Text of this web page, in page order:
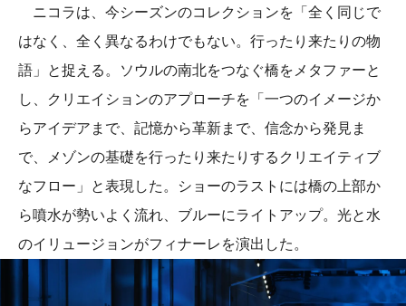
ニコラは、今シーズンのコレクションを「全く同じで
はなく、全く異なるわけでもない。行ったり来たりの物
語」と捉える。ソウルの南北をつなぐ橋をメタファーと
し、クリエイションのアプローチを「一つのイメージか
らアイデアまで、記憶から革新まで、信念から発見ま
で、メゾンの基礎を行ったり来たりするクリエイティブ
なフロー」と表現した。ショーのラストには橋の上部か
ら噴水が勢いよく流れ、ブルーにライトアップ。光と水
のイリュージョンがフィナーレを演出した。